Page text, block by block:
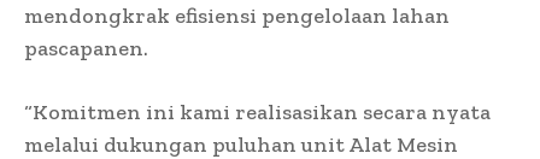
mendongkrak efisiensi pengelolaan lahan
pascapanen.
“Komitmen ini kami realisasikan secara nyata
melalui dukungan puluhan unit Alat Mesin